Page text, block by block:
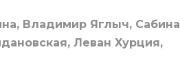
Владимир Яглыч, Сабина
Леван Хурция,